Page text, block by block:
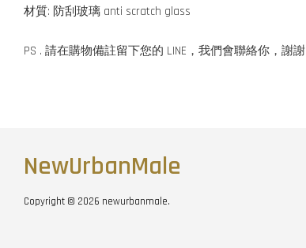
材質: 防刮玻璃 anti scratch glass
PS . 請在購物備註留下您的 LINE，我們會聯絡你，謝謝
NewUrbanMale
Copyright © 2026 newurbanmale.